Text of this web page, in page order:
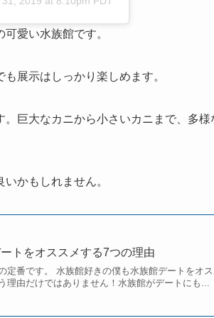
愛い水族館です。
も展示はしっかり楽しめます。
巨大なカニから小さいカニまで、多様
かもしれません。
トをオススメする7つの理由
定番です。 水族館好きの僕も水族館デートをオ
理由だけではありません！水族館がデートにも...